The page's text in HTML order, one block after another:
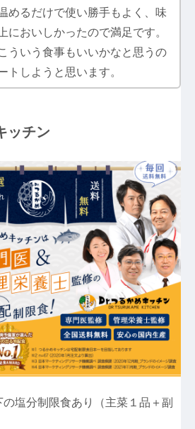
めるだけで使い勝手もよく、味
においしかったので満足です。
ういう食事もいいかなと思うの
トしようと思います。
ッチン
塩分制限食あり（主菜１品＋副